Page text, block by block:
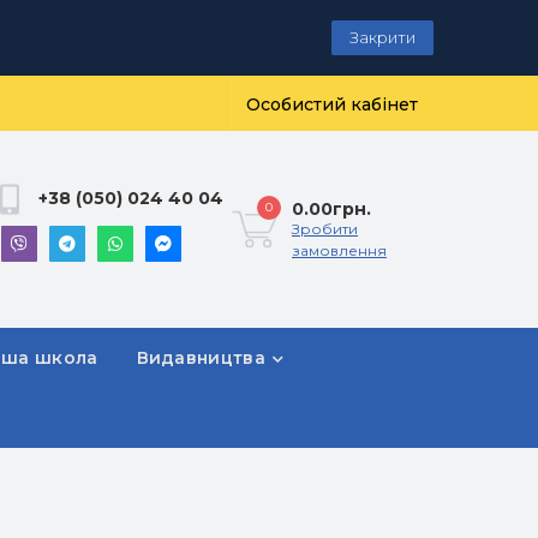
Закрити
Особистий кабінет
+38 (050) 024 40 04 0 0.00грн.
Зробити
замовлення
школа Видавництва